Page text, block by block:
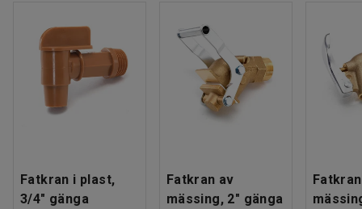
Fatkran i plast,
3/4" gänga
Fatkran av
mässing, 2" gänga